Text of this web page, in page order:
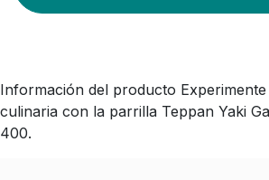
Información del producto
culinaria con la parrilla Teppan Yaki
400.